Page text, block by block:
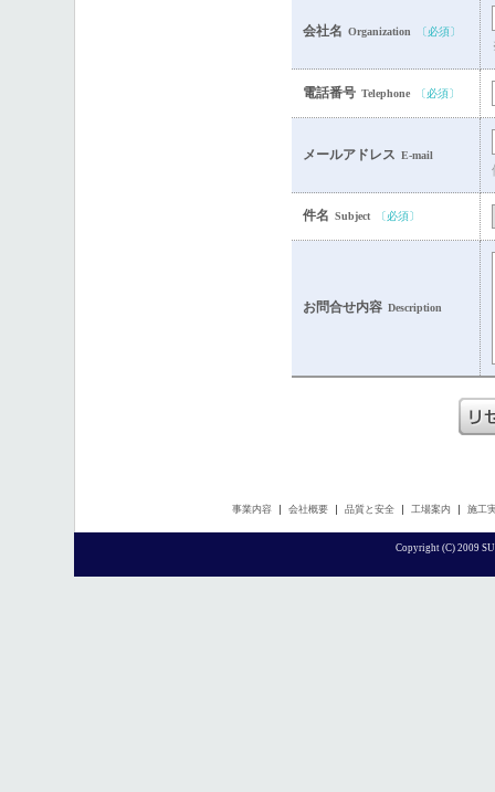
会社名 Organization 〔必須〕
電話番号 Telephone 〔必須〕
メールアドレス E-mail
件名 Subject 〔必須〕
お問合せ内容 Description
事業内容 会社概要 品質と安全 工場案内 施工
Copyright (C) 2009